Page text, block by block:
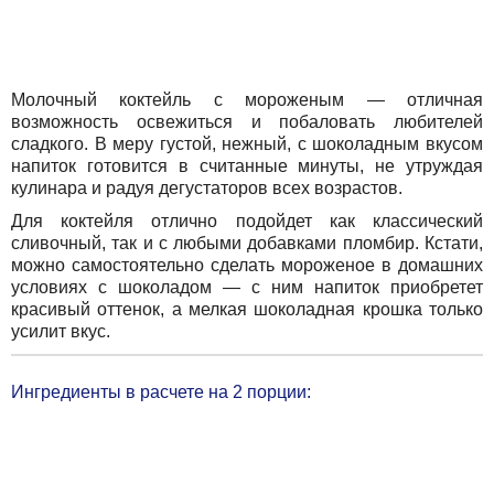
Молочный коктейль с мороженым — отличная
возможность освежиться и побаловать любителей
сладкого. В меру густой, нежный, с шоколадным вкусом
напиток готовится в считанные минуты, не утруждая
кулинара и радуя дегустаторов всех возрастов.
Для коктейля отлично подойдет как классический
сливочный, так и с любыми добавками пломбир. Кстати,
можно самостоятельно сделать мороженое в домашних
условиях с шоколадом — с ним напиток приобретет
красивый оттенок, а мелкая шоколадная крошка только
усилит вкус.
Ингредиенты в расчете на 2 порции: